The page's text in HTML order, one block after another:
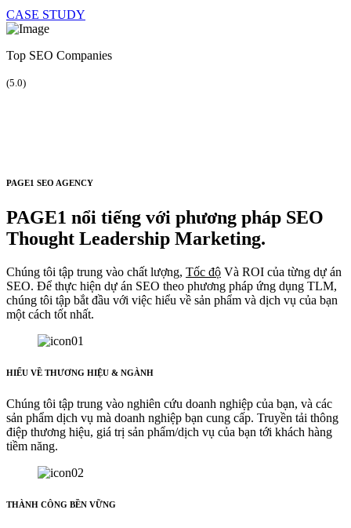
CASE STUDY
Top SEO Companies
(5.0)
PAGE1 SEO AGENCY
PAGE1 nổi tiếng với phương pháp SEO
Thought Leadership Marketing.
Chúng tôi tập trung vào chất lượng, Tốc độ Và ROI của từng dự án
SEO. Để thực hiện dự án SEO theo phương pháp ứng dụng TLM,
chúng tôi tập bắt đầu với việc hiểu về sản phẩm và dịch vụ của bạn
một cách tốt nhất.
HIỂU VỀ THƯƠNG HIỆU & NGÀNH
Chúng tôi tập trung vào nghiên cứu doanh nghiệp của bạn, và các
sản phẩm dịch vụ mà doanh nghiệp bạn cung cấp. Truyền tải thông
điệp thương hiệu, giá trị sản phẩm/dịch vụ của bạn tới khách hàng
tiềm năng.
THÀNH CÔNG BỀN VỮNG